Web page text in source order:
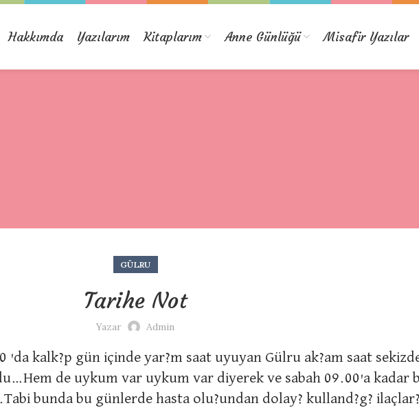
Hakkımda Yazılarım Kitaplarım Anne Günlüğü Misafir Yazılar
GÜLRU
Tarihe Not
Yazar Admin
'da kalk?p gün içinde yar?m saat uyuyan Gülru ak?am saat
de uykum var uykum var diyerek ve sabah 09.00'a kadar
bunda bu günlerde hasta olu?undan dolay? kulland?g? ilaçlar?